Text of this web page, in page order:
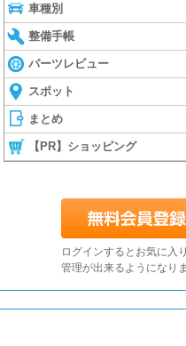
車種別
整備手帳
パーツレビュー
スポット
まとめ
【PR】ショッピング
ログインするとお気に入
管理が出来るようになり